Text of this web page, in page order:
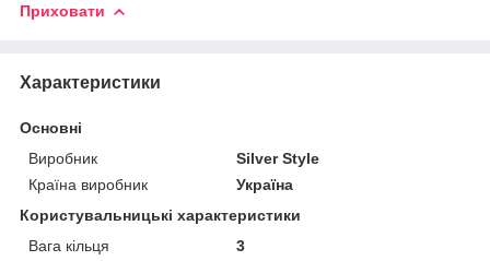
Приховати
Характеристики
Основні
Виробник
Silver Style
Країна виробник
Україна
Користувальницькі характеристики
Вага кільця
3